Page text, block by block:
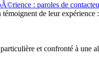
: paroles de
de leur expérience
et confronté à une